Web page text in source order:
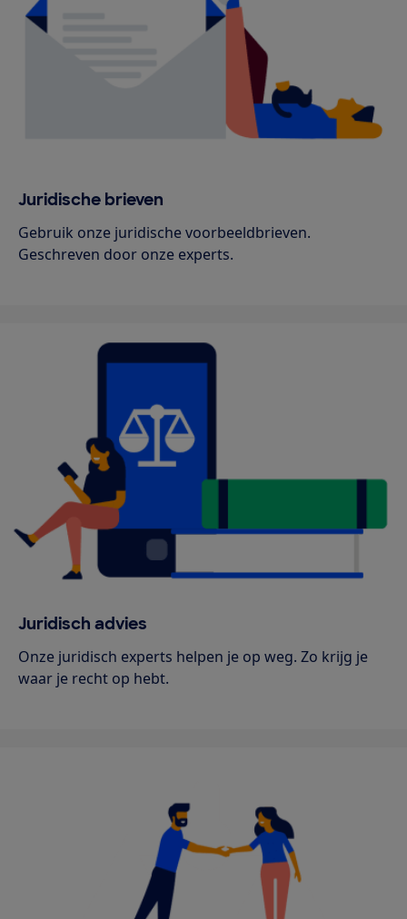
Juridische brieven
Gebruik onze juridische voorbeeldbrieven.
Geschreven door onze experts.
Juridisch advies
Onze juridisch experts helpen je op weg. Zo krijg je
waar je recht op hebt.